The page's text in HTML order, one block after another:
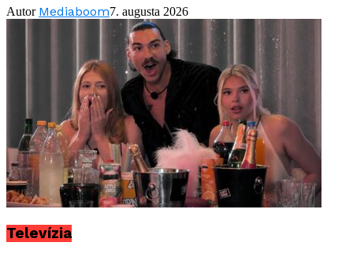
Autor Mediaboom7. augusta 2026
Televízia